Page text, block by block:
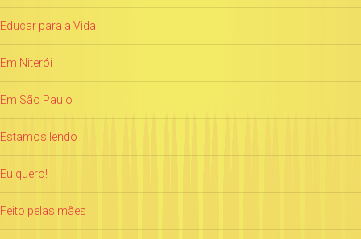
Educar para a Vida
Em Niterói
Em São Paulo
Estamos lendo
Eu quero!
Feito pelas mães